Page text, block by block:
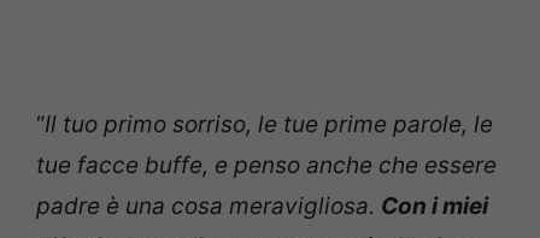
“Il tuo primo sorriso, le tue prime parole, le
tue facce buffe, e penso anche che essere
padre è una cosa meravigliosa. Con i miei